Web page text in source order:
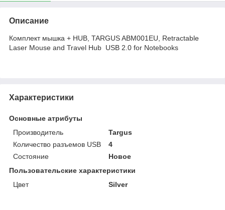
Описание
Комплект мышка + HUB, TARGUS ABM001EU, Retractable
Laser Mouse and Travel Hub USB 2.0 for Notebooks
Характеристики
Основные атрибуты
Производитель
Targus
Количество разъемов USB
4
Состояние
Новое
Пользовательские характеристики
Цвет
Silver